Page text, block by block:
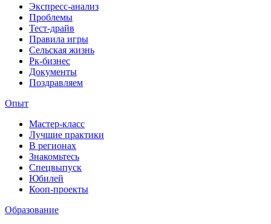
Экспресс-анализ
Проблемы
Тест-драйв
Правила игры
Сельская жизнь
Рк-бизнес
Документы
Поздравляем
Опыт
Мастер-класс
Лучшие практики
В регионах
Знакомьтесь
Спецвыпуск
Юбилей
Кооп-проекты
Образование